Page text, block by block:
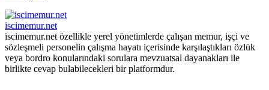
iscimemur.net
iscimemur.net özellikle yerel yönetimlerde çalışan memur, işçi ve
sözleşmeli personelin çalışma hayatı içerisinde karşılaştıkları özlük
veya bordro konularındaki sorulara mevzuatsal dayanakları ile
birlikte cevap bulabilecekleri bir platformdur.